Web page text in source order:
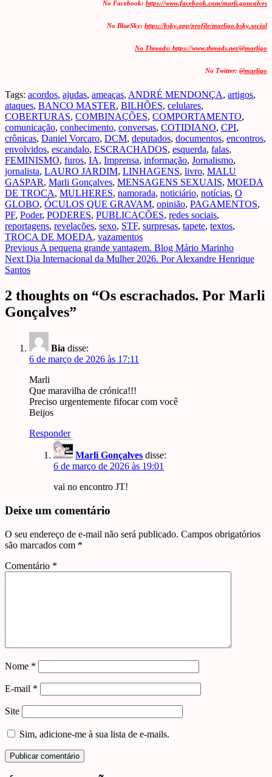
No Facebook: https://www.facebook.com/marli.goncalves
No BlueSky: https://bsky.app/profile/marligo.bsky.social
No Threads: https://www.threads.net/@marligo
No Twitter: @marligo
Tags: acordos, ajudas, ameaças, ANDRÉ MENDONÇA, artigos,
ataques, BANCO MASTER, BILHÕES, celulares,
COBERTURAS, COMBINAÇÕES, COMPORTAMENTO,
comunicação, conhecimento, conversas, COTIDIANO, CPI,
crônicas, Daniel Vorcaro, DCM, deputados, documentos, encontros,
envolvidos, escandalo, ESCRACHADOS, esquerda, falas,
FEMINISMO, furos, IA, Imprensa, informação, Jornalismo,
jornalista, LAURO JARDIM, LINHAGENS, livro, MALU
GASPAR, Marli Gonçalves, MENSAGENS SEXUAIS, MOEDA
DE TROCA, MULHERES, namorada, noticiário, notícias, O
GLOBO, ÓCULOS QUE GRAVAM, opinião, PAGAMENTOS,
PF, Poder, PODERES, PUBLICAÇÕES, redes sociais,
reportagens, revelações, sexo, STF, surpresas, tapete, textos,
TROCA DE MOEDA, vazamentos
Post
navigation
Previous A pequena grande vantagem. Blog Mário Marinho
Next Dia Internacional da Mulher 2026. Por Alexandre Henrique
Santos
2 thoughts on “Os escrachados. Por Marli
Gonçalves”
Bia disse:
6 de março de 2026 às 17:11
Marli
Que maravilha de crónica!!!
Preciso urgentemente fifocar com você
Beijos
Responder
Marli Gonçalves disse:
6 de março de 2026 às 19:01
vai no encontro JT!
Deixe um comentário
O seu endereço de e-mail não será publicado. Campos obrigatórios
são marcados com *
Comentário *
Nome *
E-mail *
Site
Sim, adicione-me à sua lista de e-mails.